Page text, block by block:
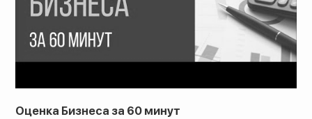
Оценка Бизнеса за 60 минут